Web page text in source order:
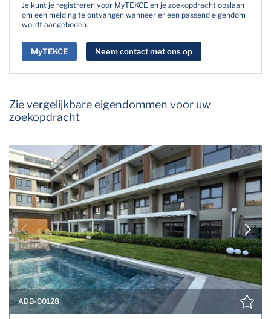
Je kunt je registreren voor MyTEKCE en je zoekopdracht opslaan
om een melding te ontvangen wanneer er een passend eigendom
wordt aangeboden.
MyTEKCE Neem contact met ons op
Zie vergelijkbare eigendommen voor uw
zoekopdracht
ADB-00128